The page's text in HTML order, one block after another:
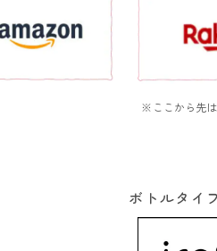
※ここから先は
ボトルタイ